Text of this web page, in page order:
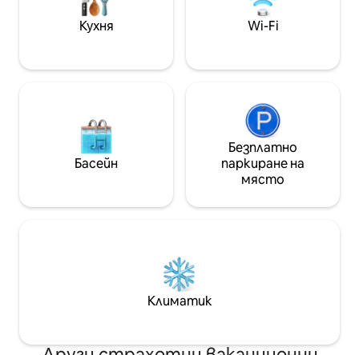
кухня и безплатен паркинг край
водата това е идеалното място за
лукс и спокойствие.
Кухня Wi-Fi
Басейн
Безплатно
паркиране на
място
Климатик